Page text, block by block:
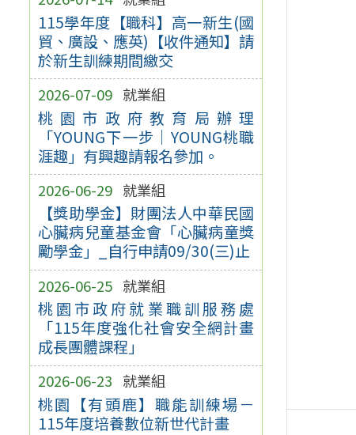
115學年度【職科】高一新生(國
貿、廣設、應英)【收件通知】請
於新生訓練期間繳交
2026-07-09 就業組
桃園市政府教育局辦理
「YOUNG下一步｜YOUNG桃職
涯趣」有興趣請報名參加。
2026-06-29 就業組
【獎助學金】財團法人中華民國
心臟病兒童基金會「心臟病童獎
勵學金」_自行申請09/30(三)止
2026-06-25 就業組
桃園市政府就業職訓服務處
「115年度強化社會安全網計畫
成長團體課程」
2026-06-23 就業組
桃園【有頭鹿】職能訓練場－
115年度培養數位新世代計畫